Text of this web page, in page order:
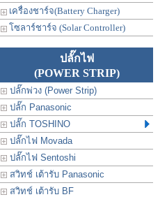
เครื่องชาร์จ(Battery Charger)
โซลาร์ชาร์จ (Solar Controller)
ปลั๊กไฟ
(POWER STRIP)
ปลั๊กพ่วง (Power Strip)
ปลั๊ก Panasonic
ปลั๊ก TOSHINO
ปลั๊กไฟ Movada
ปลั๊กไฟ Sentoshi
สวิทช์ เต้ารับ Panasonic
สวิทช์ เต้ารับ BF